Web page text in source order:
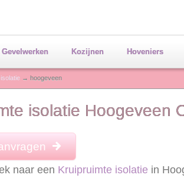
Gevelwerken Kozijnen Hoveniers
→ hoogeveen
isolatie Hoogeveen
naar een Kruipruimte isolatie in